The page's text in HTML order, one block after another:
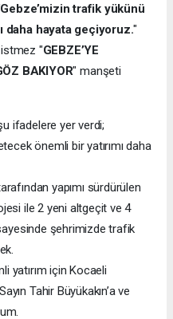
Gebze’mizin trafik yükünü
daha hayata geçiyoruz."
"GEBZE’YE
BAKIYOR" manşeti
ifadelere yer verdi;
önemli bir yatırımı daha
yapımı sürdürülen
ile 2 yeni altgeçit ve 4
şehrimizde trafik
yatırım için Kocaeli
Tahir Büyükakın’a ve